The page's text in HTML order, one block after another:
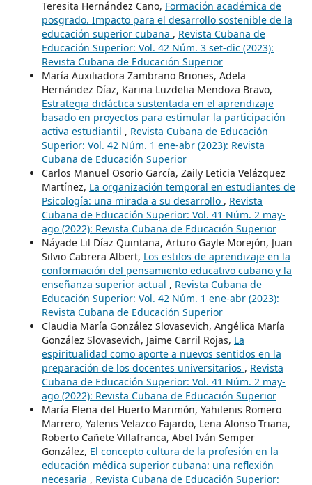
Teresita Hernández Cano, Formación académica de
posgrado. Impacto para el desarrollo sostenible de la
educación superior cubana , Revista Cubana de
Educación Superior: Vol. 42 Núm. 3 set-dic (2023):
Revista Cubana de Educación Superior
María Auxiliadora Zambrano Briones, Adela
Hernández Díaz, Karina Luzdelia Mendoza Bravo,
Estrategia didáctica sustentada en el aprendizaje
basado en proyectos para estimular la participación
activa estudiantil , Revista Cubana de Educación
Superior: Vol. 42 Núm. 1 ene-abr (2023): Revista
Cubana de Educación Superior
Carlos Manuel Osorio García, Zaily Leticia Velázquez
Martínez, La organización temporal en estudiantes de
Psicología: una mirada a su desarrollo , Revista
Cubana de Educación Superior: Vol. 41 Núm. 2 may-
ago (2022): Revista Cubana de Educación Superior
Náyade Lil Díaz Quintana, Arturo Gayle Morejón, Juan
Silvio Cabrera Albert, Los estilos de aprendizaje en la
conformación del pensamiento educativo cubano y la
enseñanza superior actual , Revista Cubana de
Educación Superior: Vol. 42 Núm. 1 ene-abr (2023):
Revista Cubana de Educación Superior
Claudia María González Slovasevich, Angélica María
González Slovasevich, Jaime Carril Rojas, La
espiritualidad como aporte a nuevos sentidos en la
preparación de los docentes universitarios , Revista
Cubana de Educación Superior: Vol. 41 Núm. 2 may-
ago (2022): Revista Cubana de Educación Superior
María Elena del Huerto Marimón, Yahilenis Romero
Marrero, Yalenis Velazco Fajardo, Lena Alonso Triana,
Roberto Cañete Villafranca, Abel Iván Semper
González, El concepto cultura de la profesión en la
educación médica superior cubana: una reflexión
necesaria , Revista Cubana de Educación Superior: